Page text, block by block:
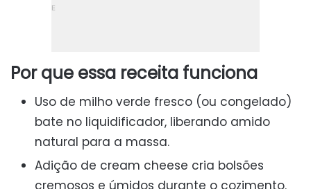
Por que essa receita funciona
Uso de milho verde fresco (ou congelado)
bate no liquidificador, liberando amido
natural para a massa.
Adição de cream cheese cria bolsões
cremosos e úmidos durante o cozimento.